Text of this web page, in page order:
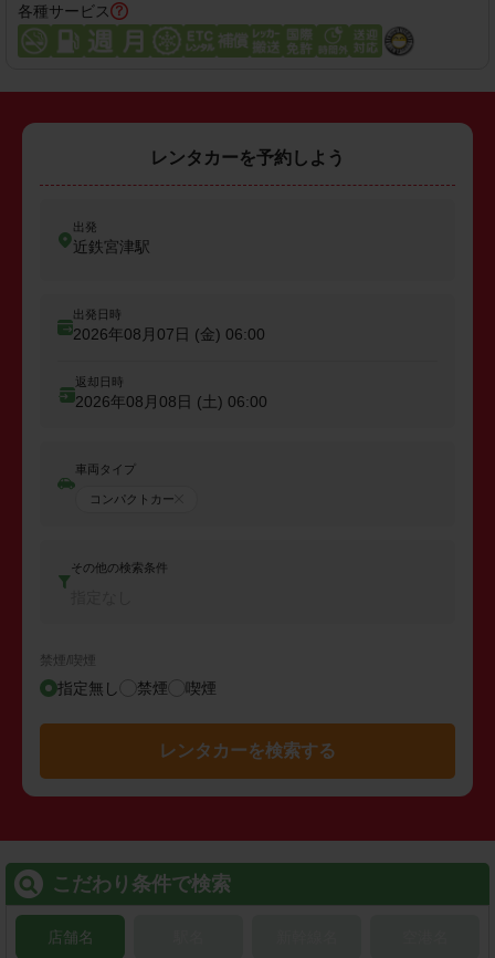
各種サービス
レンタカーを予約しよう
出発
近鉄宮津駅
出発日時
2026年08月07日 (金) 06:00
返却日時
2026年08月08日 (土) 06:00
車両タイプ
コンパクトカー
その他の検索条件
禁煙/喫煙
指定無し 禁煙 喫煙
レンタカーを検索する
こだわり条件で検索
店舗名